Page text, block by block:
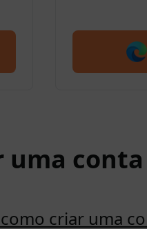
uma conta
criar uma